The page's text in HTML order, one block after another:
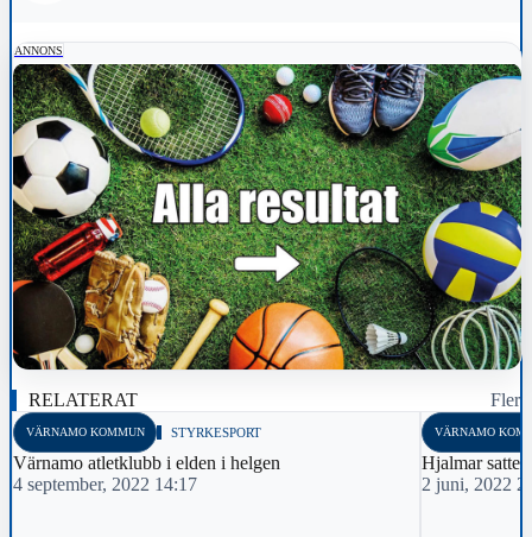
ANNONS
RELATERAT Fler
VÄRNAMO KOMMUN STYRKESPORT
Värnamo atletklubb i elden i helgen
4 september, 2022 14:17
VÄRNAMO
Hjalmar satte
2 juni, 2022